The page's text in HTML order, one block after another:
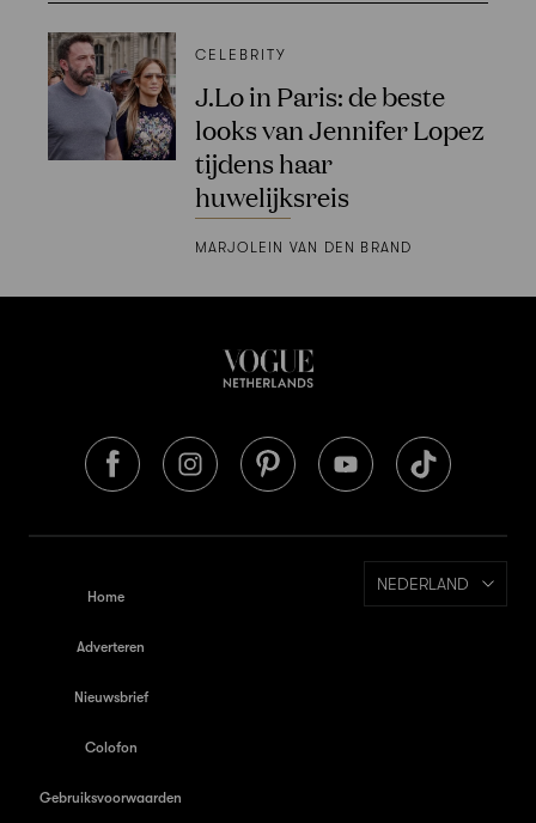
CELEBRITY
J.Lo in Paris: de beste
looks van Jennifer Lopez
tijdens haar
huwelijksreis
MARJOLEIN VAN DEN BRAND
Home
Adverteren
Nieuwsbrief
Colofon
Gebruiksvoorwaarden
NEDERLAND